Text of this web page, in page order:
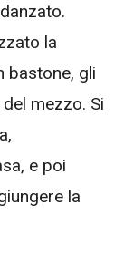
la
bastone, gli
mezzo. Si
e poi
la